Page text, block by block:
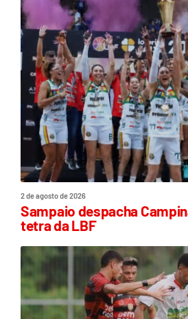
2 de agosto de 2026
Sampaio despacha
tetra da LBF